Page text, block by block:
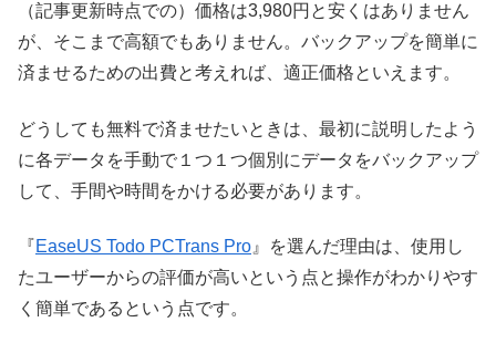
（記事更新時点での）価格は3,980円と安くはありません
が、そこまで高額でもありません。バックアップを簡単に
済ませるための出費と考えれば、適正価格といえます。
どうしても無料で済ませたいときは、最初に説明したよう
に各データを手動で１つ１つ個別にデータをバックアップ
して、手間や時間をかける必要があります。
『EaseUS Todo PCTrans Pro 』を選んだ理由は、使用し
たユーザーからの評価が高いという点と操作がわかりやす
く簡単であるという点です。